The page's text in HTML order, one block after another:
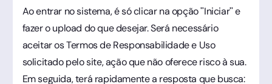
Ao entrar no sistema, é só clicar na opção "Iniciar" e
fazer o upload do que desejar. Será necessário
aceitar os Termos de Responsabilidade e Uso
solicitado pelo site, ação que não oferece risco à sua.
Em seguida, terá rapidamente a resposta que busca: